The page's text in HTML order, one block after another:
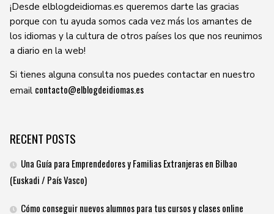
¡Desde elblogdeidiomas.es queremos darte las gracias
porque con tu ayuda somos cada vez más los amantes de
los idiomas y la cultura de otros países los que nos reunimos
a diario en la web!
Si tienes alguna consulta nos puedes contactar en nuestro
email contacto@elblogdeidiomas.es
RECENT POSTS
Una Guía para Emprendedores y Familias Extranjeras en Bilbao
(Euskadi / País Vasco)
Cómo conseguir nuevos alumnos para tus cursos y clases online